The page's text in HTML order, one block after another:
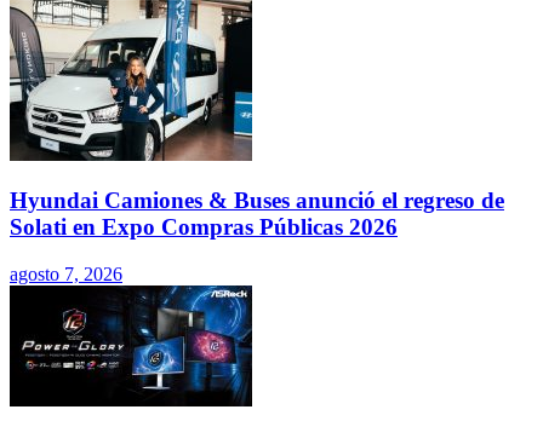
Hyundai Camiones & Buses anunció el regreso de
Solati en Expo Compras Públicas 2026
agosto 7, 2026